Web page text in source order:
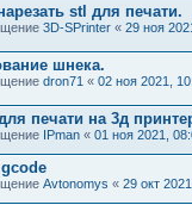
stl для печати.
3D-SPrinter « 29 ноя
шнека.
dron71 « 02 ноя 2021,
печати на 3д
IPman « 01 ноя 2021,
Avtonomys « 29 окт